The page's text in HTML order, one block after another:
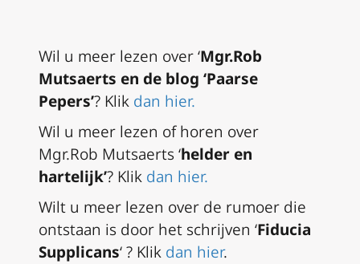
Wil u meer lezen over ‘Mgr.Rob
Mutsaerts en de blog ‘Paarse
Pepers’? Klik dan hier.
Wil u meer lezen of horen over
Mgr.Rob Mutsaerts ‘helder en
hartelijk’? Klik dan hier.
Wilt u meer lezen over de rumoer die
ontstaan is door het schrijven ‘Fiducia
Supplicans‘ ? Klik dan hier.